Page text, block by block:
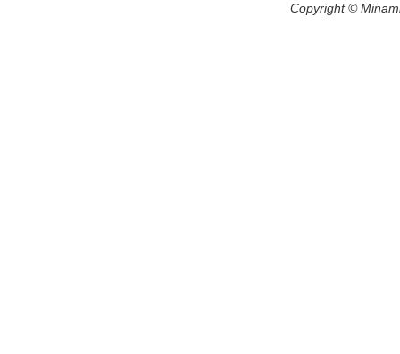
Copyright ©